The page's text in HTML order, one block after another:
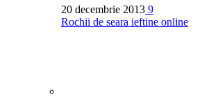
20 decembrie 2013 9
Rochii de seara ieftine online